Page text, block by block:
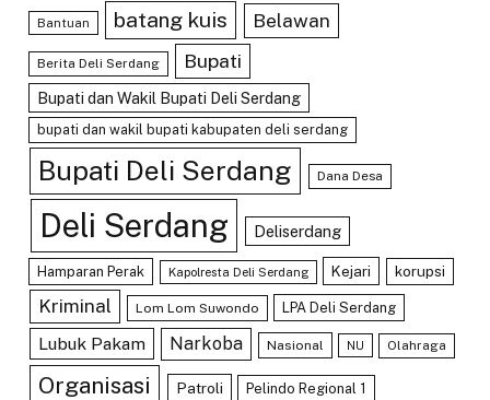
Bantuan batang kuis Belawan
Berita Deli Serdang Bupati
Bupati dan Wakil Bupati Deli Serdang
bupati dan wakil bupati kabupaten deli serdang
Bupati Deli Serdang Dana Desa
Deli Serdang Deliserdang
Hamparan Perak Kapolresta Deli Serdang Kejari korupsi
Kriminal Lom Lom Suwondo LPA Deli Serdang
Lubuk Pakam Narkoba Nasional NU Olahraga
Organisasi Patroli Pelindo Regional 1